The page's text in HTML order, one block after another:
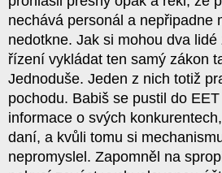
nechává personál a nepřipadne
nedotkne. Jak si mohou dva
řízení vykládat ten samý zákon
Jednoduše. Jeden z nich totiž
pochodu. Babiš se pustil do
informace o svých
daní, a kvůli tomu si
nepromyslel. Zapomněl na